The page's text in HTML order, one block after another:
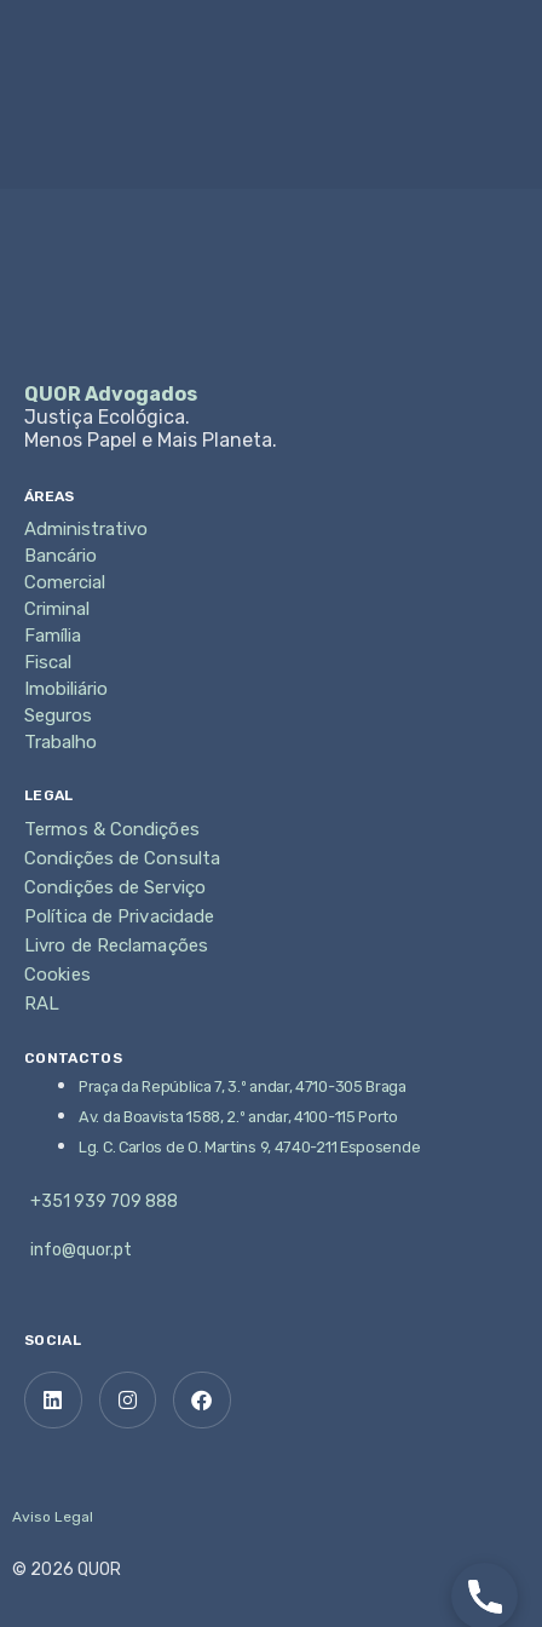
QUOR Advogados
Justiça Ecológica.
Menos Papel e Mais Planeta.
ÁREAS
Administrativo
Bancário
Comercial
Criminal
Família
Fiscal
Imobiliário
Seguros
Trabalho
LEGAL
Termos & Condições
Condições de Consulta
Condições de Serviço
Política de Privacidade
Livro de Reclamações
Cookies
RAL
CONTACTOS
Praça da República 7, 3.º andar, 4710-305 Braga
Av. da Boavista 1588, 2.º andar, 4100-115 Porto
Lg. C. Carlos de O. Martins 9, 4740-211 Esposende
+351 939 709 888
info@quor.pt
SOCIAL
Aviso Legal
© 2026 QUOR